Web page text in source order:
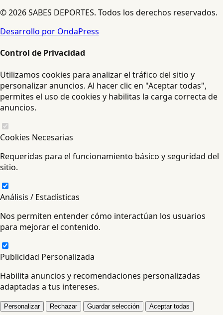
© 2026 SABES DEPORTES. Todos los derechos reservados.
Desarrollo por OndaPress
Control de Privacidad
Utilizamos cookies para analizar el tráfico del sitio y
personalizar anuncios. Al hacer clic en "Aceptar todas",
permites el uso de cookies y habilitas la carga correcta de
anuncios.
Cookies Necesarias
Requeridas para el funcionamiento básico y seguridad del
sitio.
Análisis / Estadísticas
Nos permiten entender cómo interactúan los usuarios
para mejorar el contenido.
Publicidad Personalizada
Habilita anuncios y recomendaciones personalizadas
adaptadas a tus intereses.
Personalizar Rechazar Guardar selección Aceptar todas